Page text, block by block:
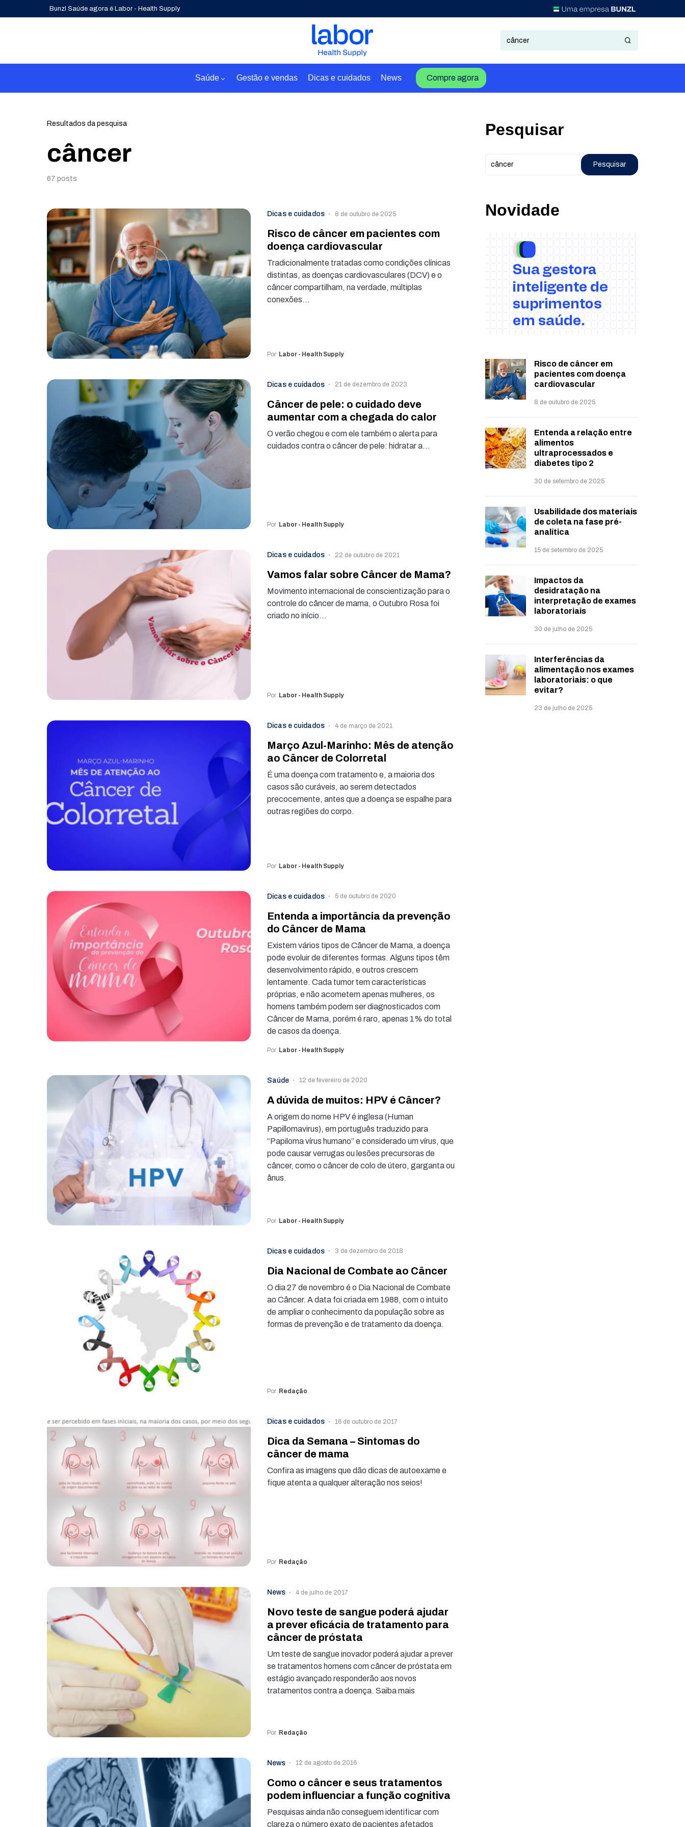
Bunzl Saúde agora é Labor - Health Supply
Saúde Gestão e vendas Dicas e cuidados News Compre agora
Resultados da pesquisa
câncer
67 posts
Dicas e cuidados 8 de outubro de 2025
Risco de câncer em pacientes com
doença cardiovascular
Tradicionalmente tratadas como condições clínicas
distintas, as doenças cardiovasculares (DCV) e o
câncer compartilham, na verdade, múltiplas
conexões…
Por Labor - Health Supply
Dicas e cuidados 21 de dezembro de 2023
Câncer de pele: o cuidado deve
aumentar com a chegada do calor
O verão chegou e com ele também o alerta para
cuidados contra o câncer de pele: hidratar a…
Por Labor - Health Supply
Dicas e cuidados 22 de outubro de 2021
Vamos falar sobre Câncer de Mama?
Movimento internacional de conscientização para o
controle do câncer de mama, o Outubro Rosa foi
criado no início…
Por Labor - Health Supply
Dicas e cuidados 4 de março de 2021
Março Azul-Marinho: Mês de atenção
ao Câncer de Colorretal
É uma doença com tratamento e, a maioria dos
casos são curáveis, ao serem detectados
precocemente, antes que a doença se espalhe para
outras regiões do corpo.
Por Labor - Health Supply
Dicas e cuidados 5 de outubro de 2020
Entenda a importância da prevenção
do Câncer de Mama
Existem vários tipos de Câncer de Mama, a doença
pode evoluir de diferentes formas. Alguns tipos têm
desenvolvimento rápido, e outros crescem
lentamente. Cada tumor tem características
próprias, e não acometem apenas mulheres, os
homens também podem ser diagnosticados com
Câncer de Mama, porém é raro, apenas 1% do total
de casos da doença.
Por Labor - Health Supply
Saúde 12 de fevereiro de 2020
A dúvida de muitos: HPV é Câncer?
A origem do nome HPV é inglesa (Human
Papillomavirus), em português traduzido para
“Papiloma vírus humano” e considerado um vírus, que
pode causar verrugas ou lesões precursoras de
câncer, como o câncer de colo de útero, garganta ou
ânus.
Por Labor - Health Supply
Dicas e cuidados 3 de dezembro de 2018
Dia Nacional de Combate ao Câncer
O dia 27 de novembro é o Dia Nacional de Combate
ao Câncer. A data foi criada em 1988, com o intuito
de ampliar o conhecimento da população sobre as
formas de prevenção e de tratamento da doença.
Por Redação
Dicas e cuidados 16 de outubro de 2017
Dica da Semana – Sintomas do
câncer de mama
Confira as imagens que dão dicas de autoexame e
fique atenta a qualquer alteração nos seios!
Por Redação
News 4 de julho de 2017
Novo teste de sangue poderá ajudar
a prever eficácia de tratamento para
câncer de próstata
Um teste de sangue inovador poderá ajudar a prever
se tratamentos homens com câncer de próstata em
estágio avançado responderão aos novos
tratamentos contra a doença. Saiba mais
Por Redação
News 12 de agosto de 2016
Como o câncer e seus tratamentos
podem influenciar a função cognitiva
Pesquisas ainda não conseguem identificar com
clareza o número exato de pacientes afetados
Pesquisar
Pesquisar
Novidade
Risco de câncer em
pacientes com doença
cardiovascular
8 de outubro de 2025
Entenda a relação entre
alimentos
ultraprocessados e
diabetes tipo 2
30 de setembro de 2025
Usabilidade dos materiais
de coleta na fase pré-
analítica
15 de setembro de 2025
Impactos da
desidratação na
interpretação de exames
laboratoriais
30 de julho de 2025
Interferências da
alimentação nos exames
laboratoriais: o que
evitar?
23 de julho de 2025